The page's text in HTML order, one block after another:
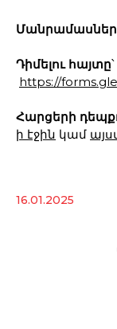
Դիմելու հայտը՝
https://
Հարցերի
ի էջին կամ
16.01.2025